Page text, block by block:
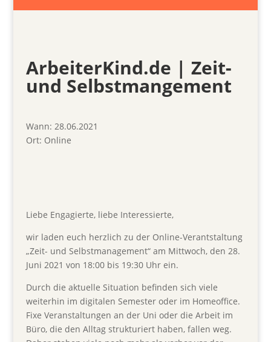
ArbeiterKind.de | Zeit-
und Selbstmangement
Wann: 28.06.2021
Ort: Online
Liebe Engagierte, liebe Interessierte,
wir laden euch herzlich zu der Online-Verantstaltung
„Zeit- und Selbstmanagement“ am Mittwoch, den 28.
Juni 2021 von 18:00 bis 19:30 Uhr ein.
Durch die aktuelle Situation befinden sich viele
weiterhin im digitalen Semester oder im Homeoffice.
Fixe Veranstaltungen an der Uni oder die Arbeit im
Büro, die den Alltag strukturiert haben, fallen weg.